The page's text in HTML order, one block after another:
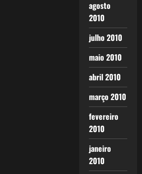
agosto
2010
julho 2010
maio 2010
abril 2010
março 2010
fevereiro
2010
janeiro
2010